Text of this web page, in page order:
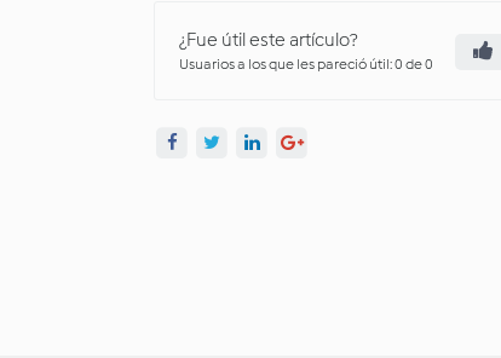
¿Fue útil este artículo?
Usuarios a los que les pareció útil: 0 de 0